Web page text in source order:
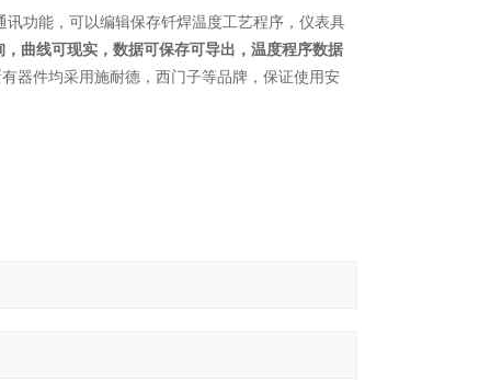
功能，可以编辑保存钎焊温度工艺程序，仪表具
曲线可现实，数据可保存可导出，温度程序数据
器件均采用施耐德，西门子等品牌，保证使用安